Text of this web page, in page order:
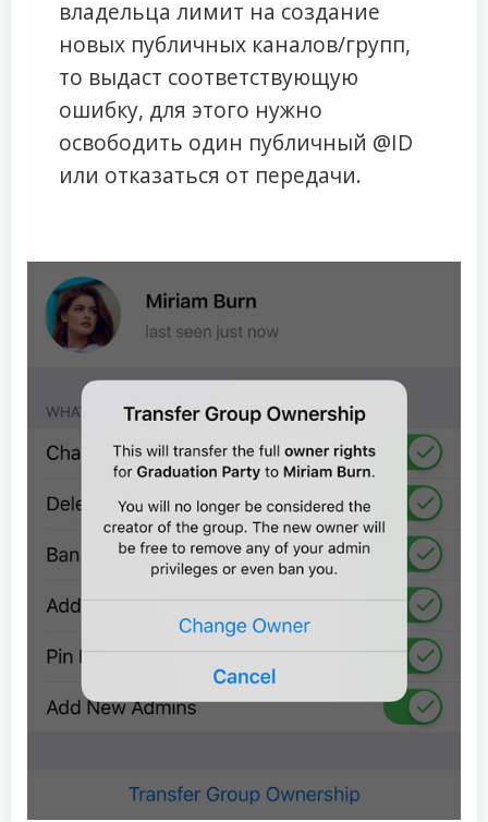
владельца лимит на создание
новых публичных каналов/групп,
то выдаст соответствующую
ошибку, для этого нужно
освободить один публичный @ID
или отказаться от передачи.